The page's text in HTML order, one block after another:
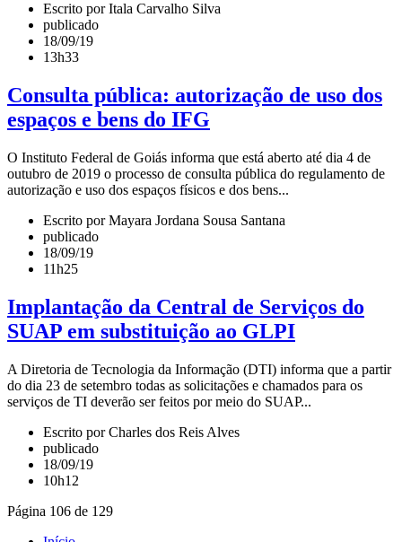
Escrito por Itala Carvalho Silva
publicado
18/09/19
13h33
Consulta pública: autorização de uso dos
espaços e bens do IFG
O Instituto Federal de Goiás informa que está aberto até dia 4 de
outubro de 2019 o processo de consulta pública do regulamento de
autorização e uso dos espaços físicos e dos bens...
Escrito por Mayara Jordana Sousa Santana
publicado
18/09/19
11h25
Implantação da Central de Serviços do
SUAP em substituição ao GLPI
A Diretoria de Tecnologia da Informação (DTI) informa que a partir
do dia 23 de setembro todas as solicitações e chamados para os
serviços de TI deverão ser feitos por meio do SUAP...
Escrito por Charles dos Reis Alves
publicado
18/09/19
10h12
Página 106 de 129